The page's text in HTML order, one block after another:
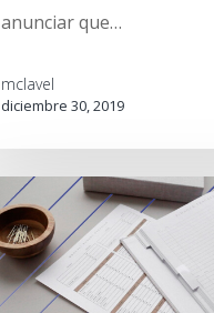
anunciar que…
mclavel
diciembre 30, 2019
TPV